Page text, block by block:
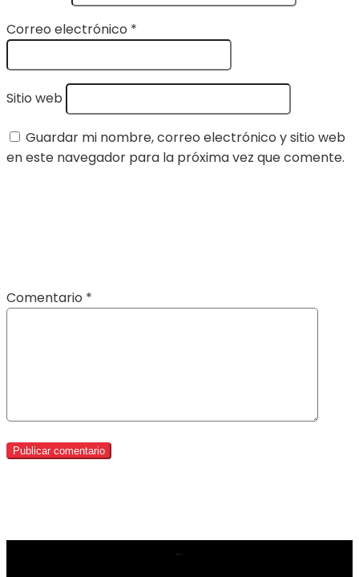
Correo electrónico *
Sitio web
Guardar mi nombre, correo electrónico y sitio web
en este navegador para la próxima vez que comente.
Comentario *